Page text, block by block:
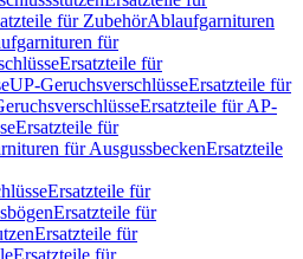
für ZubehörAblaufgarnituren
für
Ersatzteile für
UP-GeruchsverschlüsseErsatzteile für
Ersatzteile für AP-
Ersatzteile für
für AusgussbeckenErsatzteile
Ersatzteile für
Ersatzteile für
Ersatzteile für
Ersatzteile für